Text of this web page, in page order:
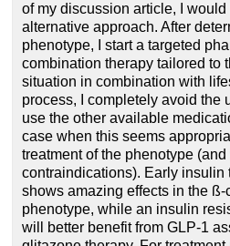
of my discussion article, I
alternative approach. After
phenotype, I start a targeted
combination therapy tailored to
situation in combination with
process, I completely avoid the
use the other available
case when this seems
treatment of the phenotype
contraindications). Early insulin
shows amazing effects in the
phenotype, while an insulin
will better benefit from GLP-1